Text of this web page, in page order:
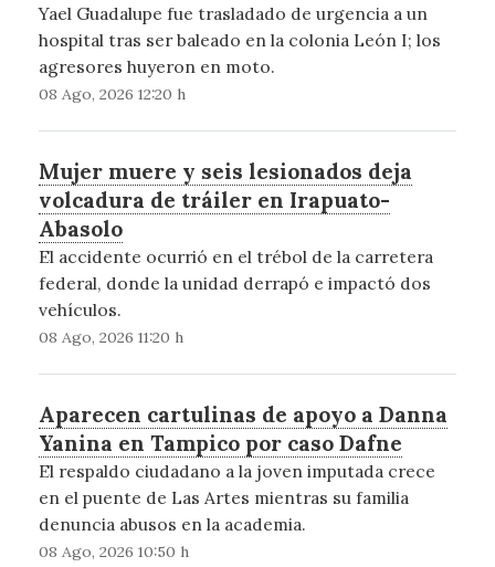
Yael Guadalupe fue trasladado de urgencia a un
hospital tras ser baleado en la colonia León I; los
agresores huyeron en moto.
08 Ago, 2026 12:20 h
Mujer muere y seis lesionados deja
volcadura de tráiler en Irapuato-
Abasolo
El accidente ocurrió en el trébol de la carretera
federal, donde la unidad derrapó e impactó dos
vehículos.
08 Ago, 2026 11:20 h
Aparecen cartulinas de apoyo a Danna
Yanina en Tampico por caso Dafne
El respaldo ciudadano a la joven imputada crece
en el puente de Las Artes mientras su familia
denuncia abusos en la academia.
08 Ago, 2026 10:50 h